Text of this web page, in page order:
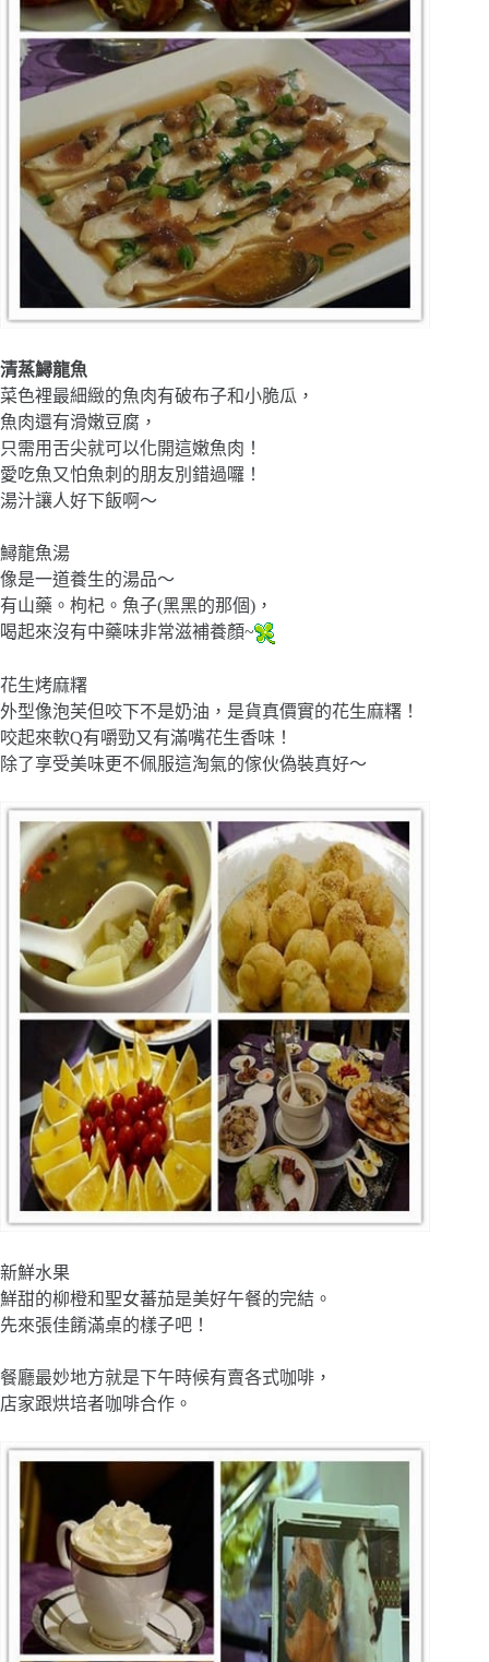
清蒸鱘龍魚
菜色裡最細緻的魚肉有破布子和小脆瓜，
魚肉還有滑嫩豆腐，
只需用舌尖就可以化開這嫩魚肉！
愛吃魚又怕魚刺的朋友別錯過囉！
湯汁讓人好下飯啊～
鱘龍魚湯
像是一道養生的湯品～
有山藥。枸杞。魚子(黑黑的那個)，
喝起來沒有中藥味非常滋補養顏~
花生烤麻糬
外型像泡芙但咬下不是奶油，是貨真價實的花生麻糬！
咬起來軟Q有嚼勁又有滿嘴花生香味！
除了享受美味更不佩服這淘氣的傢伙偽裝真好～
新鮮水果
鮮甜的柳橙和聖女蕃茄是美好午餐的完結。
先來張佳餚滿桌的樣子吧！
餐廳最妙地方就是下午時候有賣各式咖啡，
店家跟烘培者咖啡合作。